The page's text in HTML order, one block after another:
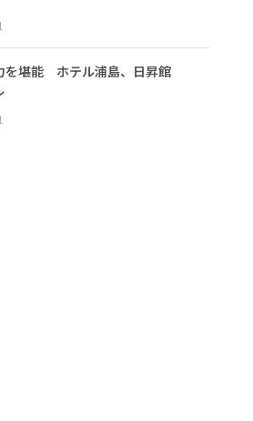
を堪能 ホテル浦島、日昇館